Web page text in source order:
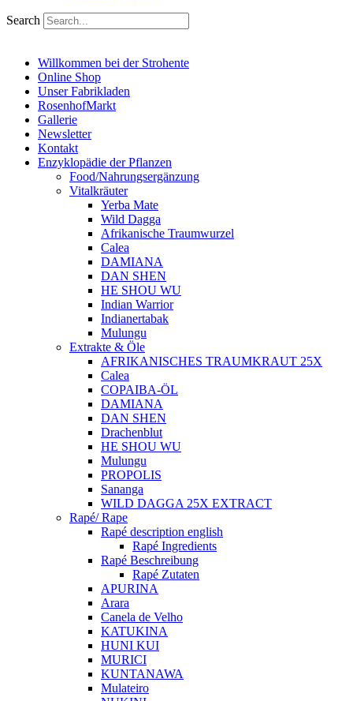
Search
Willkommen bei der Strohente
Online Shop
Unser Fabrikladen
RosenhofMarkt
Gallerie
Newsletter
Kontakt
Enzyklopädie der Pflanzen
Food/Nahrungsergänzung
Vitalkräuter
Yerba Mate
Wild Dagga
Afrikanische Traumwurzel
Calea
DAMIANA
DAN SHEN
HE SHOU WU
Indian Warrior
Indianertabak
Mulungu
Extrakte & Öle
AFRIKANISCHES TRAUMKRAUT 25X
Calea
COPAIBA-ÖL
DAMIANA
DAN SHEN
Drachenblut
HE SHOU WU
Mulungu
PROPOLIS
Sananga
WILD DAGGA 25X EXTRACT
Rapé/ Rape
Rapé description english
Rapé Ingredients
Rapé Beschreibung
Rapé Zutaten
APURINA
Arara
Canela de Velho
KATUKINA
HUNI KUI
MURICI
KUNTANAWA
Mulateiro